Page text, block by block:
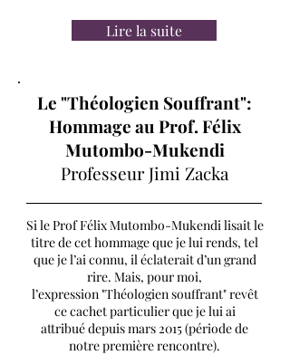
Lire la suite
Le "Théologien Souffrant":
Hommage au Prof. Félix
Mutombo-Mukendi
Professeur Jimi Zacka
Si le Prof Félix Mutombo-Mukendi lisait le
titre de cet hommage que je lui rends, tel
que je l’ai connu, il éclaterait d’un grand
rire. Mais, pour moi,
l’expression "Théologien souffrant" revêt
ce cachet particulier que je lui ai
attribué depuis mars 2015 (période de
notre première rencontre).